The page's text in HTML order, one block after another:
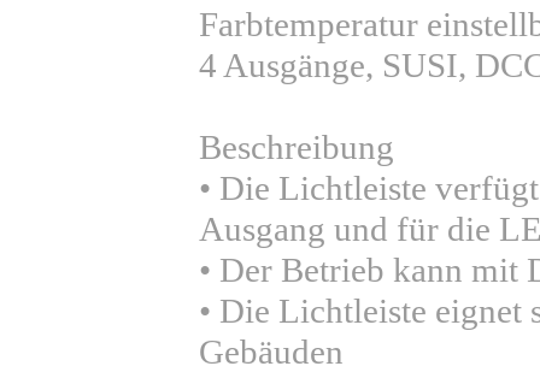
Farbtemperatur
4 Ausgänge, SUSI,
Beschreibung
• Die Lichtleiste
Ausgang und für die
• Der Betrieb kann
• Die Lichtleiste eignet
Gebäuden